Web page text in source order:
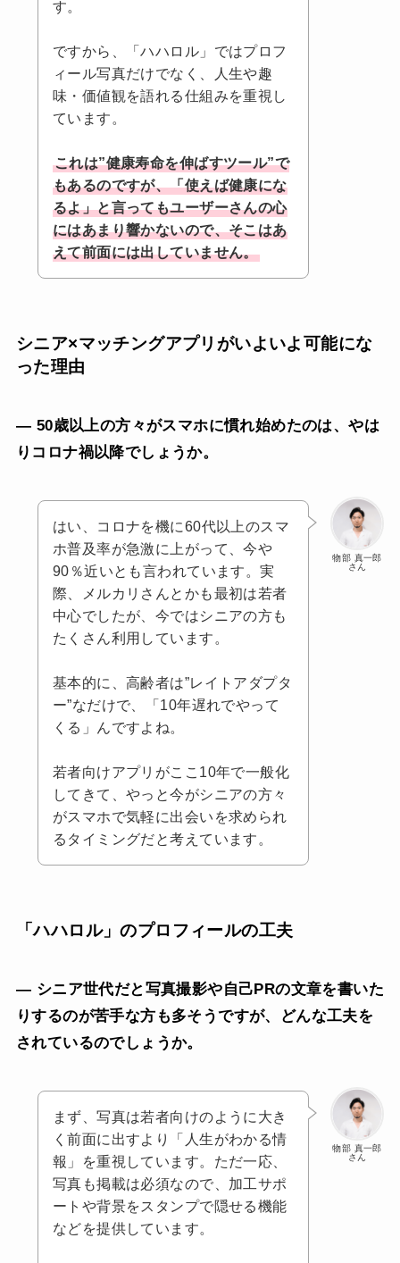
す。
ですから、「ハハロル」ではプロフ
ィール写真だけでなく、人生や趣
味・価値観を語れる仕組みを重視し
ています。
これは”健康寿命を伸ばすツール”で
もあるのですが、「使えば健康にな
るよ」と言ってもユーザーさんの心
にはあまり響かないので、そこはあ
えて前面には出していません。
シニア×マッチングアプリがいよいよ可能にな
った理由
— 50歳以上の方々がスマホに慣れ始めたのは、やは
りコロナ禍以降でしょうか。
物部 真一郎
さん
はい、コロナを機に60代以上のスマ
ホ普及率が急激に上がって、今や
90％近いとも言われています。実
際、メルカリさんとかも最初は若者
中心でしたが、今ではシニアの方も
たくさん利用しています。
基本的に、高齢者は”レイトアダプタ
ー”なだけで、「10年遅れでやって
くる」んですよね。
若者向けアプリがここ10年で一般化
してきて、やっと今がシニアの方々
がスマホで気軽に出会いを求められ
るタイミングだと考えています。
「ハハロル」のプロフィールの工夫
— シニア世代だと写真撮影や自己PRの文章を書いた
りするのが苦手な方も多そうですが、どんな工夫を
されているのでしょうか。
物部 真一郎
さん
まず、写真は若者向けのように大き
く前面に出すより「人生がわかる情
報」を重視しています。ただ一応、
写真も掲載は必須なので、加工サポ
ートや背景をスタンプで隠せる機能
などを提供しています。